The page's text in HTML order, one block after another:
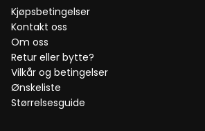
Kjøpsbetingelser
Kontakt oss
Om oss
Retur eller bytte?
Vilkår og betingelser
Ønskeliste
Størrelsesguide